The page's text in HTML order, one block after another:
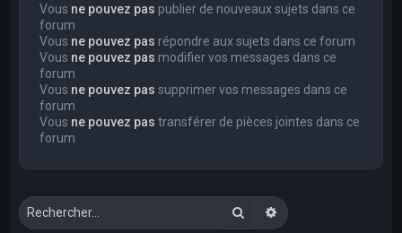
Vous ne pouvez pas publier de nouveaux sujets dans ce
forum
Vous ne pouvez pas répondre aux sujets dans ce forum
Vous ne pouvez pas modifier vos messages dans ce
forum
Vous ne pouvez pas supprimer vos messages dans ce
forum
Vous ne pouvez pas transférer de pièces jointes dans ce
forum
RechercherRecherche avancée